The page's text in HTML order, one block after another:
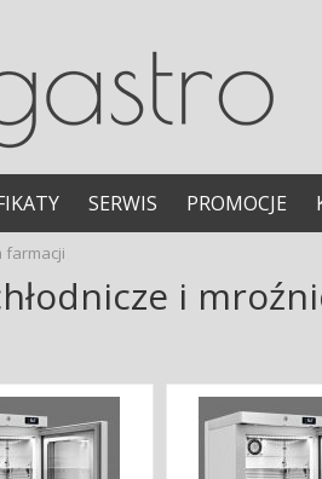
SERWIS PROMOCJE
farmacji
i